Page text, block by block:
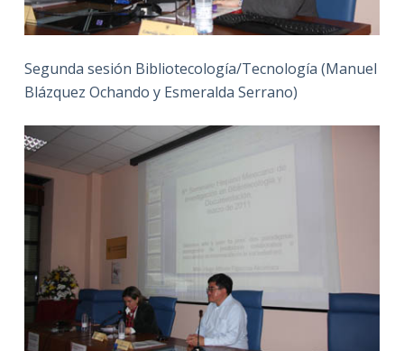
Segunda sesión Bibliotecología/Tecnología (Manuel
Blázquez Ochando y Esmeralda Serrano)